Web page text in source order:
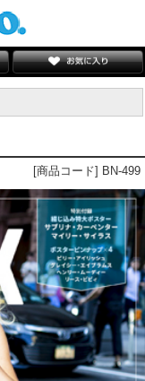
[商品コード] BN-499